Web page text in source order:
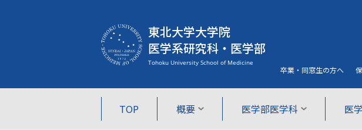
東北大学大学院
医学系研究科・医学部
TOP 概要 医学部医学科 医
卒業・同窓生の方へ